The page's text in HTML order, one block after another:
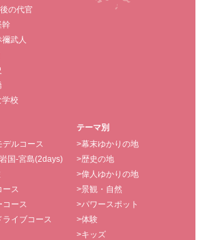
の代官
幹
武人
学校
ルコース
国-宮島(2days)
ース
ース
イブコース
テーマ別
>幕末ゆかりの地
>歴史の地
>偉人ゆかりの地
>景観・自然
>パワースポット
>体験
>キッズ